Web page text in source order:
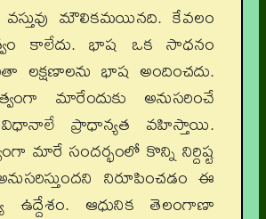
వస్తువు మౌలికమయినది. కేవలం
కాలేదు. భాష ఒక సాధనం
లక్షణాలను భాష అందించదు.
మారేందుకు అనుసరించే
విధానాలే ప్రాధాన్యత వహిస్తాయి.
మారే సందర్భంలో కొన్ని నిర్దిష్ట
నిరూపించడం ఈ
ఉద్దేశం. ఆధునిక తెలంగాణా